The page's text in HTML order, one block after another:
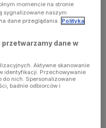
momencie na stronie
sygnalizowane naszym
dane przeglądania. Polityka
dane w
Aktywne skanowanie
identyfikacji. Przechowywanie
do nich. Spersonalizowane
badnie odbiorców i